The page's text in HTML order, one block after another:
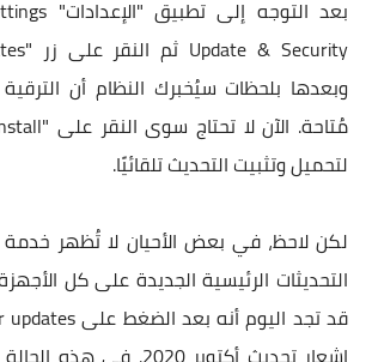
لتحميل وتثبيت التحديث تلقائيًا.
التحديثات الرئيسية الجديدة على كل